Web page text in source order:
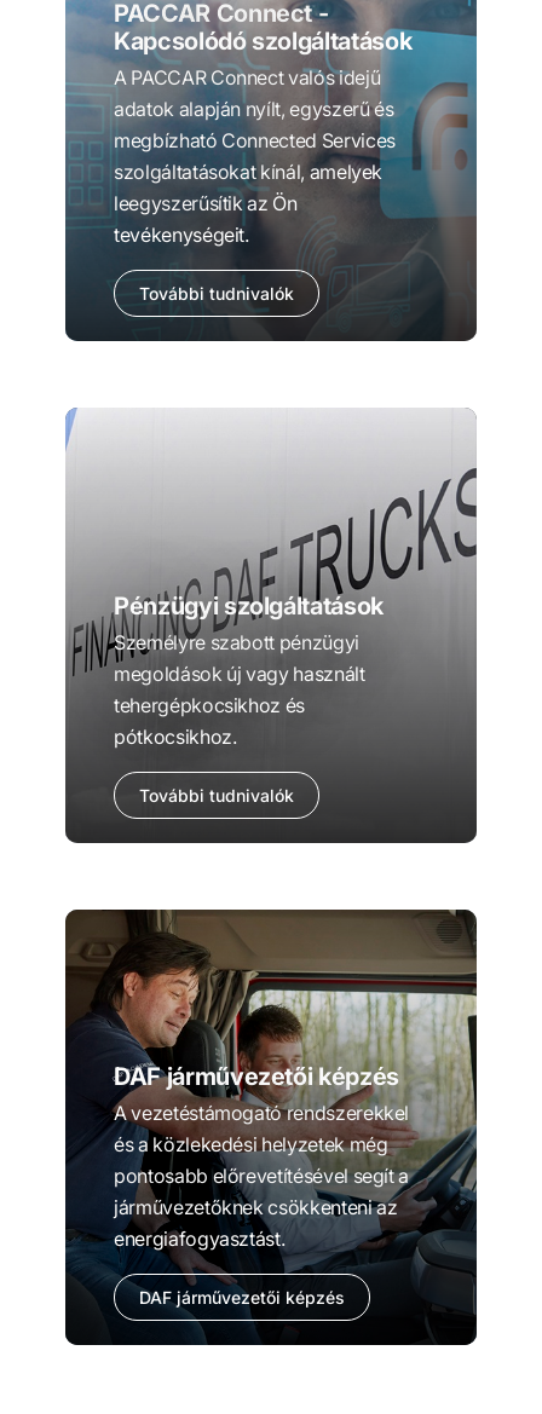
PACCAR Connect -
Kapcsolódó szolgáltatások
A PACCAR Connect valós idejű
adatok alapján nyílt, egyszerű és
megbízható Connected Services
szolgáltatásokat kínál, amelyek
leegyszerűsítik az Ön
tevékenységeit.
További tudnivalók
Pénzügyi szolgáltatások
Személyre szabott pénzügyi
megoldások új vagy használt
tehergépkocsikhoz és
pótkocsikhoz.
További tudnivalók
DAF járművezetői képzés
A vezetéstámogató rendszerekkel
és a közlekedési helyzetek még
pontosabb előrevetítésével segít a
járművezetőknek csökkenteni az
energiafogyasztást.
DAF járművezetői képzés